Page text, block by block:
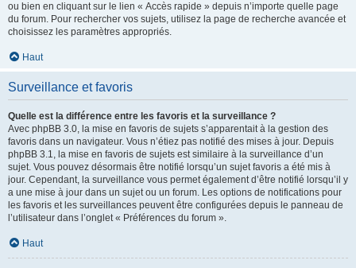
ou bien en cliquant sur le lien « Accès rapide » depuis n’importe quelle page
du forum. Pour rechercher vos sujets, utilisez la page de recherche avancée et
choisissez les paramètres appropriés.
Haut
Surveillance et favoris
Quelle est la différence entre les favoris et la surveillance ?
Avec phpBB 3.0, la mise en favoris de sujets s’apparentait à la gestion des
favoris dans un navigateur. Vous n’étiez pas notifié des mises à jour. Depuis
phpBB 3.1, la mise en favoris de sujets est similaire à la surveillance d’un
sujet. Vous pouvez désormais être notifié lorsqu’un sujet favoris a été mis à
jour. Cependant, la surveillance vous permet également d’être notifié lorsqu’il y
a une mise à jour dans un sujet ou un forum. Les options de notifications pour
les favoris et les surveillances peuvent être configurées depuis le panneau de
l’utilisateur dans l’onglet « Préférences du forum ».
Haut